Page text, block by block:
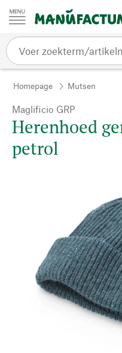
Passer au contenu
Homepage Mutsen
Maglificio GRP
Herenhoed
petrol